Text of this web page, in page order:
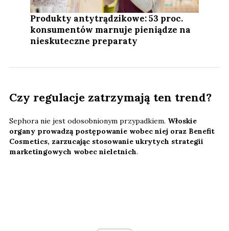
Produkty antytrądzikowe: 53 proc.
konsumentów marnuje pieniądze na
nieskuteczne preparaty
Czy regulacje zatrzymają ten trend?
Sephora nie jest odosobnionym przypadkiem. Włoskie
organy prowadzą postępowanie wobec niej oraz Benefit
Cosmetics, zarzucając stosowanie ukrytych strategii
marketingowych wobec nieletnich.